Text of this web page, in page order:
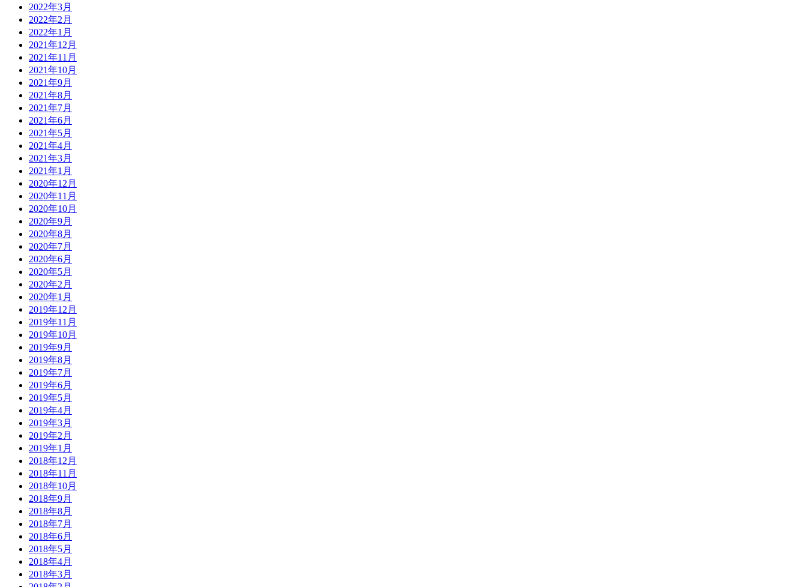
2022年3月
2022年2月
2022年1月
2021年12月
2021年11月
2021年10月
2021年9月
2021年8月
2021年7月
2021年6月
2021年5月
2021年4月
2021年3月
2021年1月
2020年12月
2020年11月
2020年10月
2020年9月
2020年8月
2020年7月
2020年6月
2020年5月
2020年2月
2020年1月
2019年12月
2019年11月
2019年10月
2019年9月
2019年8月
2019年7月
2019年6月
2019年5月
2019年4月
2019年3月
2019年2月
2019年1月
2018年12月
2018年11月
2018年10月
2018年9月
2018年8月
2018年7月
2018年6月
2018年5月
2018年4月
2018年3月